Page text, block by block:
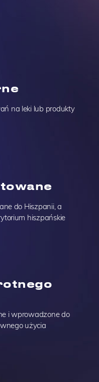
na leki lub produkty
do Hiszpanii, a
hiszpańskie
i wprowadzone do
użycia